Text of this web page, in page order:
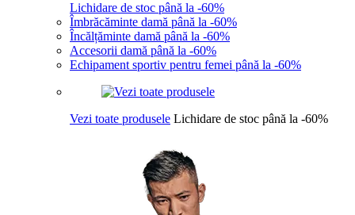
Lichidare de stoc până la -60%
Îmbrăcăminte damă până la -60%
Încălțăminte damă până la -60%
Accesorii damă până la -60%
Echipament sportiv pentru femei până la -60%
Vezi toate produsele Lichidare de stoc până la -60%